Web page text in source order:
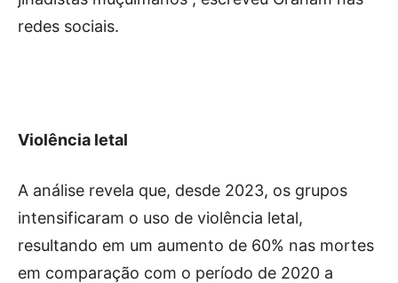
redes sociais.
Violência letal
A análise revela que, desde 2023, os grupos
intensificaram o uso de violência letal,
resultando em um aumento de 60% nas mortes
em comparação com o período de 2020 a